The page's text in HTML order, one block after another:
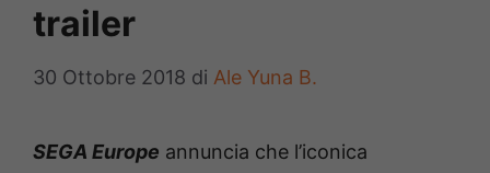
trailer
30 Ottobre 2018 di Ale Yuna B.
SEGA Europe annuncia che l’iconica